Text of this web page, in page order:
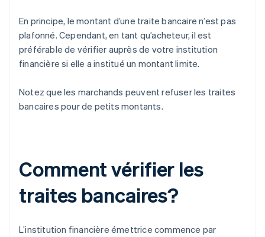
En principe, le montant d’une traite bancaire n’est pas
plafonné. Cependant, en tant qu’acheteur, il est
préférable de vérifier auprès de votre institution
financière si elle a institué un montant limite.
Notez que les marchands peuvent refuser les traites
bancaires pour de petits montants.
Comment vérifier les
traites bancaires?
L’institution financière émettrice commence par